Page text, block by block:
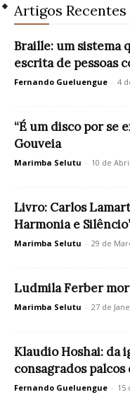
Artigos Recentes
Braille: um sistema
escrita de pessoas
Fernando Gueluengue - 4
“É um disco por se
Gouveia
Marimba Selutu - 10 de
Livro: Carlos
Harmonia e
Marimba Selutu - 29 de
Ludmila Ferber
Marimba Selutu - 27 de
Klaudio Hoshai: da
consagrados palcos
Fernando Gueluengue - 15